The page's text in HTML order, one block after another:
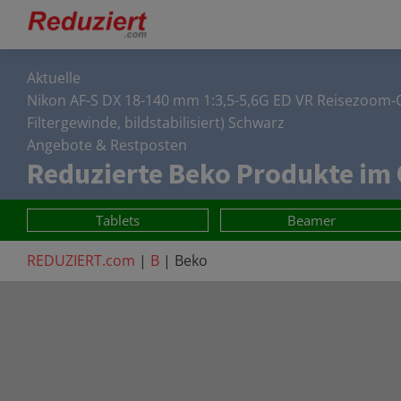
Aktuelle
Nikon AF-S DX 18-140 mm 1:3,5-5,6G ED VR
Filtergewinde, bildstabilisiert) Schwarz
Angebote & Restposten
Reduzierte Beko Produkte im
Tablets Beamer
REDUZIERT.com | B | Beko